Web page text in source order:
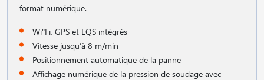
format numérique.
Wi"Fi, GPS et LQS intégrés
Vitesse jusqu′à 8 m/min
Positionnement automatique de la panne
Affichage numérique de la pression de soudage avec